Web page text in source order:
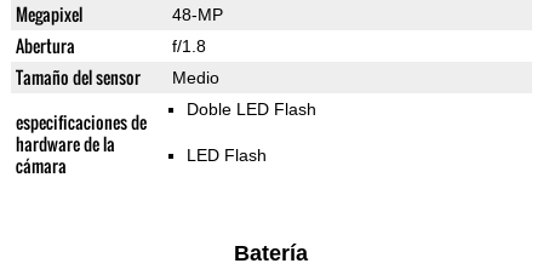
Megapixel 48-MP
Abertura f/1.8
Tamaño del sensor Medio
especificaciones de
hardware de la
cámara
Doble LED Flash
LED Flash
Batería